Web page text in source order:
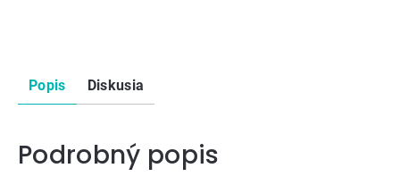
Popis Diskusia
Podrobný popis